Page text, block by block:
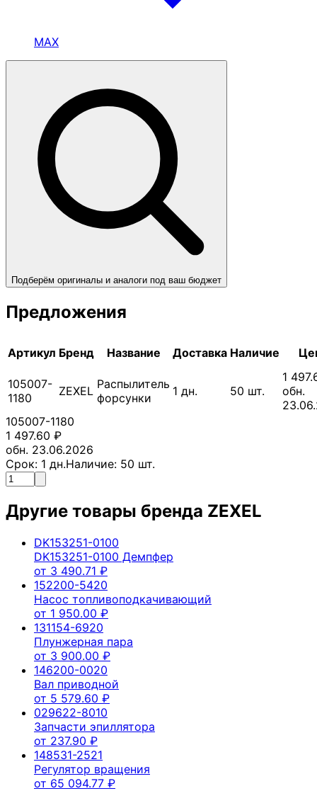
MAX
Подберём оригиналы и аналоги под ваш бюджет
Предложения
Артикул Бренд Название Доставка Наличие
105007-
1180
ZEXEL Распылитель
форсунки
1 дн. 50 шт.
1
обн.
105007-1180
1 497.60 ₽
обн. 23.06.2026
Срок: 1 дн.Наличие: 50 шт.
Другие товары бренда ZEXEL
DK153251-0100
DK153251-0100 Демпфер
от 3 490.71 ₽
152200-5420
Насос топливоподкачивающий
от 1 950.00 ₽
131154-6920
Плунжерная пара
от 3 900.00 ₽
146200-0020
Вал приводной
от 5 579.60 ₽
029622-8010
Запчасти эпиллятора
от 237.90 ₽
148531-2521
Регулятор вращения
от 65 094.77 ₽